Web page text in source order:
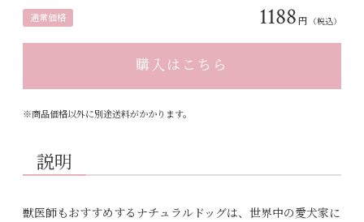
通常価格 1188 円 （税込）
購入はこちら
※商品価格以外に別途送料がかかります。
説明
獣医師もおすすめするナチュラルドッグは、世界中の愛犬家に